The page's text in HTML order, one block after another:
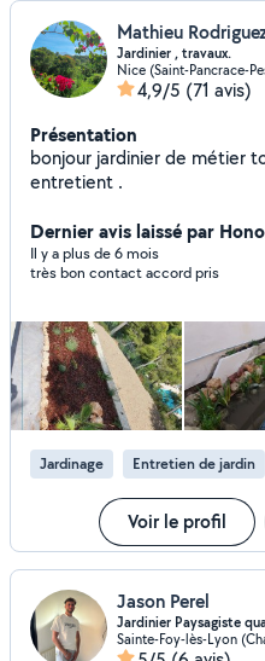
Mathieu
Jardinier , travaux.
Nice (Saint-Pancrace-
4,9/5 (71 avis)
Présentation
bonjour jardinier de métier
entretient .
Dernier avis laissé par
Il y a plus de 6 mois
très bon contact accord pris
Jardinage Entretien de jardin
Voir le profil
Jason Perel
Jardinier Paysagiste
Sainte-Foy-lès-Lyon